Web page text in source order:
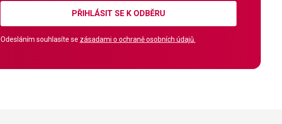
PŘIHLÁSIT SE K ODBĚRU
Odesláním souhlasíte se zásadami o ochraně osobních údajů.